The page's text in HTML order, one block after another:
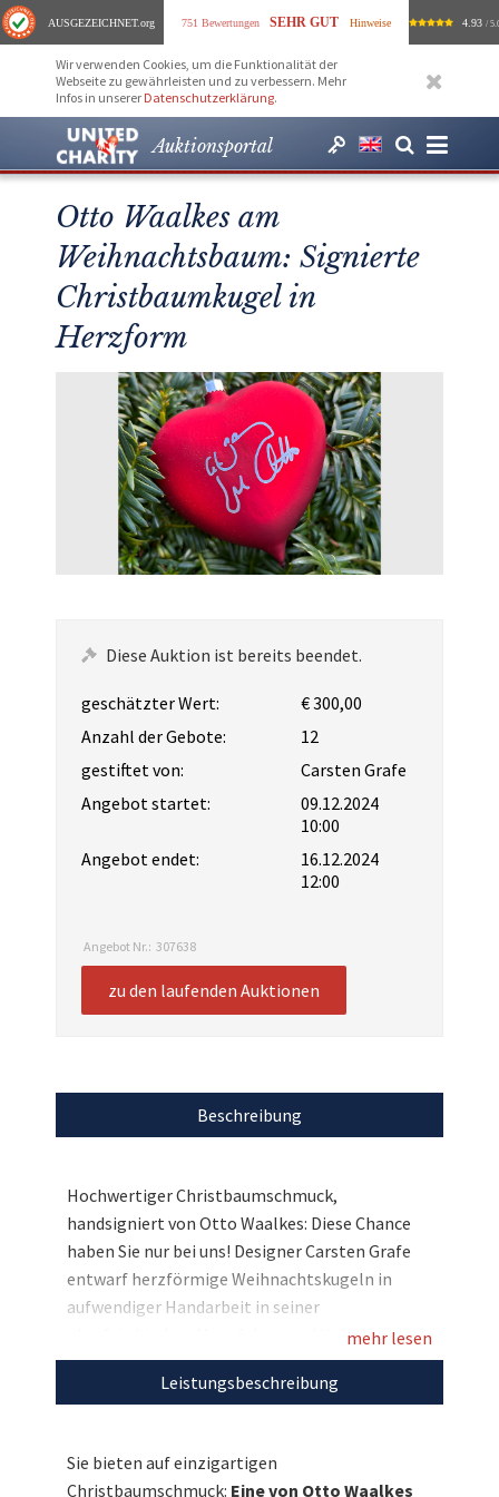
AUSGEZEICHNET.org 751 Bewertungen SEHR GUT Hinweise 4.93 /
Wir verwenden Cookies, um die Funktionalität der
Webseite zu gewährleisten und zu verbessern. Mehr
Infos in unserer Datenschutzerklärung.
Auktionsportal
Otto Waalkes am
Weihnachtsbaum: Signierte
Christbaumkugel in
Herzform
Diese Auktion ist bereits beendet.
geschätzter Wert:
€ 300,00
Anzahl der Gebote:
12
gestiftet von:
Carsten Grafe
Angebot startet:
09.12.2024
10:00
Angebot endet:
16.12.2024
12:00
Angebot Nr.: 307638
zu den laufenden Auktionen
Beschreibung
Hochwertiger Christbaumschmuck,
handsigniert von Otto Waalkes: Diese Chance
haben Sie nur bei uns! Designer Carsten Grafe
entwarf herzförmige Weihnachtskugeln in
aufwendiger Handarbeit in seiner
oberfränkischen Manufaktur und ließ sie von
Otto Waalkes unterschreiben. Eines dieser
kleinen Kunstwerke mit Ottos legendärem
Tannenbaum absolut einzigartig machen.
mehr lesen
Leistungsbeschreibung
Sie bieten auf einzigartigen
Christbaumschmuck: Eine von Otto Waalkes